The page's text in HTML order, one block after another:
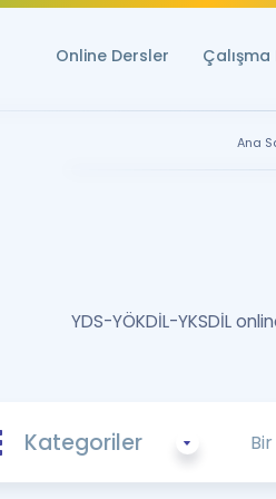
Online Dersler
Ana
YDS-YÖKDİL-YKSDİL
Kategoriler